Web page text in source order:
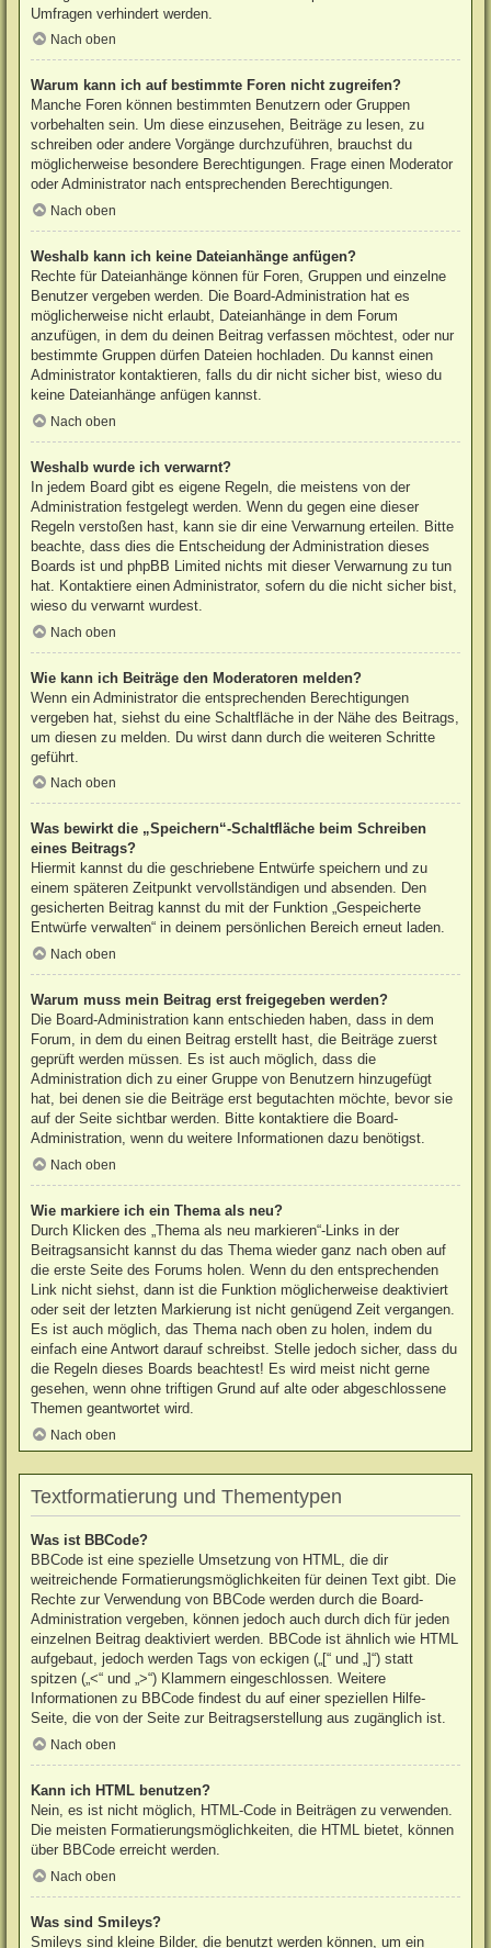
Umfragen verhindert werden.
Nach oben
Warum kann ich auf bestimmte Foren nicht zugreifen?
Manche Foren können bestimmten Benutzern oder Gruppen
vorbehalten sein. Um diese einzusehen, Beiträge zu lesen, zu
schreiben oder andere Vorgänge durchzuführen, brauchst du
möglicherweise besondere Berechtigungen. Frage einen Moderator
oder Administrator nach entsprechenden Berechtigungen.
Nach oben
Weshalb kann ich keine Dateianhänge anfügen?
Rechte für Dateianhänge können für Foren, Gruppen und einzelne
Benutzer vergeben werden. Die Board-Administration hat es
möglicherweise nicht erlaubt, Dateianhänge in dem Forum
anzufügen, in dem du deinen Beitrag verfassen möchtest, oder nur
bestimmte Gruppen dürfen Dateien hochladen. Du kannst einen
Administrator kontaktieren, falls du dir nicht sicher bist, wieso du
keine Dateianhänge anfügen kannst.
Nach oben
Weshalb wurde ich verwarnt?
In jedem Board gibt es eigene Regeln, die meistens von der
Administration festgelegt werden. Wenn du gegen eine dieser
Regeln verstoßen hast, kann sie dir eine Verwarnung erteilen. Bitte
beachte, dass dies die Entscheidung der Administration dieses
Boards ist und phpBB Limited nichts mit dieser Verwarnung zu tun
hat. Kontaktiere einen Administrator, sofern du die nicht sicher bist,
wieso du verwarnt wurdest.
Nach oben
Wie kann ich Beiträge den Moderatoren melden?
Wenn ein Administrator die entsprechenden Berechtigungen
vergeben hat, siehst du eine Schaltfläche in der Nähe des Beitrags,
um diesen zu melden. Du wirst dann durch die weiteren Schritte
geführt.
Nach oben
Was bewirkt die „Speichern“-Schaltfläche beim Schreiben
eines Beitrags?
Hiermit kannst du die geschriebene Entwürfe speichern und zu
einem späteren Zeitpunkt vervollständigen und absenden. Den
gesicherten Beitrag kannst du mit der Funktion „Gespeicherte
Entwürfe verwalten“ in deinem persönlichen Bereich erneut laden.
Nach oben
Warum muss mein Beitrag erst freigegeben werden?
Die Board-Administration kann entschieden haben, dass in dem
Forum, in dem du einen Beitrag erstellt hast, die Beiträge zuerst
geprüft werden müssen. Es ist auch möglich, dass die
Administration dich zu einer Gruppe von Benutzern hinzugefügt
hat, bei denen sie die Beiträge erst begutachten möchte, bevor sie
auf der Seite sichtbar werden. Bitte kontaktiere die Board-
Administration, wenn du weitere Informationen dazu benötigst.
Nach oben
Wie markiere ich ein Thema als neu?
Durch Klicken des „Thema als neu markieren“-Links in der
Beitragsansicht kannst du das Thema wieder ganz nach oben auf
die erste Seite des Forums holen. Wenn du den entsprechenden
Link nicht siehst, dann ist die Funktion möglicherweise deaktiviert
oder seit der letzten Markierung ist nicht genügend Zeit vergangen.
Es ist auch möglich, das Thema nach oben zu holen, indem du
einfach eine Antwort darauf schreibst. Stelle jedoch sicher, dass du
die Regeln dieses Boards beachtest! Es wird meist nicht gerne
gesehen, wenn ohne triftigen Grund auf alte oder abgeschlossene
Themen geantwortet wird.
Nach oben
Textformatierung und Thementypen
Was ist BBCode?
BBCode ist eine spezielle Umsetzung von HTML, die dir
weitreichende Formatierungsmöglichkeiten für deinen Text gibt. Die
Rechte zur Verwendung von BBCode werden durch die Board-
Administration vergeben, können jedoch auch durch dich für jeden
einzelnen Beitrag deaktiviert werden. BBCode ist ähnlich wie HTML
aufgebaut, jedoch werden Tags von eckigen („[“ und „]“) statt
spitzen („<“ und „>“) Klammern eingeschlossen. Weitere
Informationen zu BBCode findest du auf einer speziellen Hilfe-
Seite, die von der Seite zur Beitragserstellung aus zugänglich ist.
Nach oben
Kann ich HTML benutzen?
Nein, es ist nicht möglich, HTML-Code in Beiträgen zu verwenden.
Die meisten Formatierungsmöglichkeiten, die HTML bietet, können
über BBCode erreicht werden.
Nach oben
Was sind Smileys?
Smileys sind kleine Bilder, die benutzt werden können, um ein